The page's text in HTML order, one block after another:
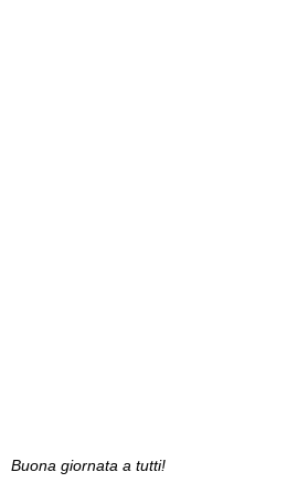
Buona giornata a tutti!